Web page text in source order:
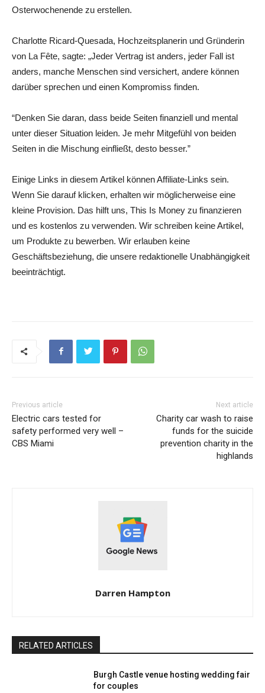
Osterwochenende zu erstellen.
Charlotte Ricard-Quesada, Hochzeitsplanerin und Gründerin
von La Fête, sagte: „Jeder Vertrag ist anders, jeder Fall ist
anders, manche Menschen sind versichert, andere können
darüber sprechen und einen Kompromiss finden.
“Denken Sie daran, dass beide Seiten finanziell und mental
unter dieser Situation leiden. Je mehr Mitgefühl von beiden
Seiten in die Mischung einfließt, desto besser.”
Einige Links in diesem Artikel können Affiliate-Links sein.
Wenn Sie darauf klicken, erhalten wir möglicherweise eine
kleine Provision. Das hilft uns, This Is Money zu finanzieren
und es kostenlos zu verwenden. Wir schreiben keine Artikel,
um Produkte zu bewerben. Wir erlauben keine
Geschäftsbeziehung, die unsere redaktionelle Unabhängigkeit
beeinträchtigt.
Previous article
Electric cars tested for
safety performed very well –
CBS Miami
Next article
Charity car wash to raise
funds for the suicide
prevention charity in the
highlands
Darren Hampton
RELATED ARTICLES
Burgh Castle venue hosting wedding fair
for couples